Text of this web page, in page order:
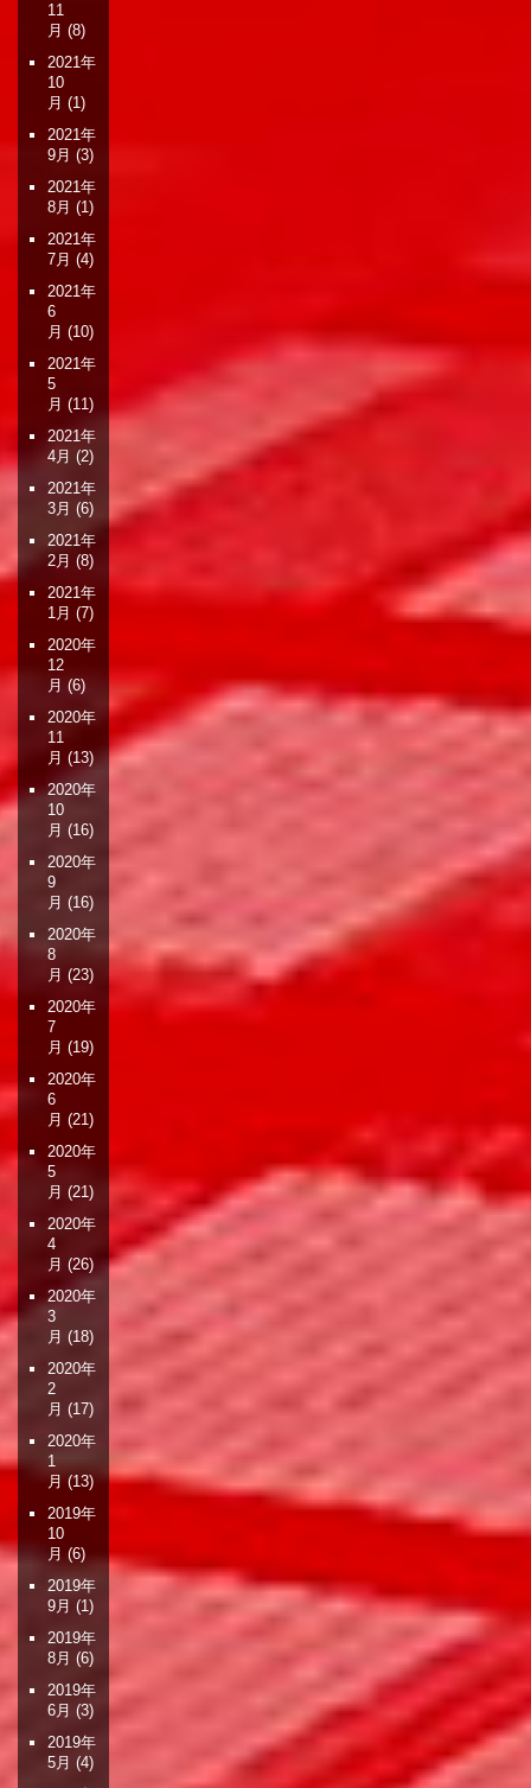
11
月 (8)
2021年
10
月 (1)
2021年
9月 (3)
2021年
8月 (1)
2021年
7月 (4)
2021年
6
月 (10)
2021年
5
月 (11)
2021年
4月 (2)
2021年
3月 (6)
2021年
2月 (8)
2021年
1月 (7)
2020年
12
月 (6)
2020年
11
月 (13)
2020年
10
月 (16)
2020年
9
月 (16)
2020年
8
月 (23)
2020年
7
月 (19)
2020年
6
月 (21)
2020年
5
月 (21)
2020年
4
月 (26)
2020年
3
月 (18)
2020年
2
月 (17)
2020年
1
月 (13)
2019年
10
月 (6)
2019年
9月 (1)
2019年
8月 (6)
2019年
6月 (3)
2019年
5月 (4)